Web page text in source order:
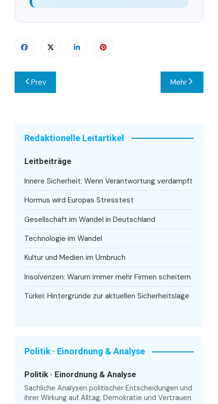
Beitragsnavigation
Prev Mehr
Redaktionelle Leitartikel
Leitbeiträge
Innere Sicherheit: Wenn Verantwortung verdampft
Hormus wird Europas Stresstest
Gesellschaft im Wandel in Deutschland
Technologie im Wandel
Kultur und Medien im Umbruch
Insolvenzen: Warum immer mehr Firmen scheitern
Türkei: Hintergründe zur aktuellen Sicherheitslage
Politik · Einordnung & Analyse
Politik · Einordnung & Analyse
Sachliche Analysen politischer Entscheidungen und
ihrer Wirkung auf Alltag, Demokratie und Vertrauen.